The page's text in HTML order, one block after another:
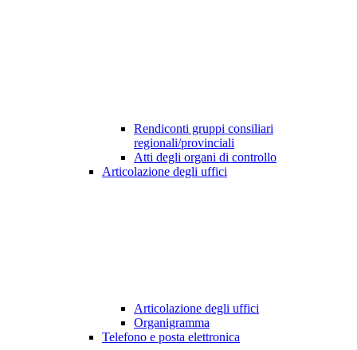
Rendiconti gruppi consiliari
regionali/provinciali
Atti degli organi di controllo
Articolazione degli uffici
Articolazione degli uffici
Organigramma
Telefono e posta elettronica